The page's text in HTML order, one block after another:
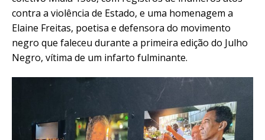
contra a violência de Estado, e uma homenagem a
Elaine Freitas, poetisa e defensora do movimento
negro que faleceu durante a primeira edição do Julho
Negro, vítima de um infarto fulminante.